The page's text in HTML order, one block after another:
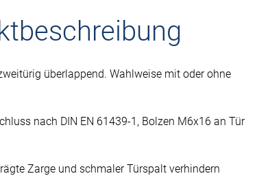
überlappend. Wahlweise mit oder ohne
nach DIN EN 61439-1, Bolzen M6x16 an Tür
Zarge und schmaler Türspalt verhindern